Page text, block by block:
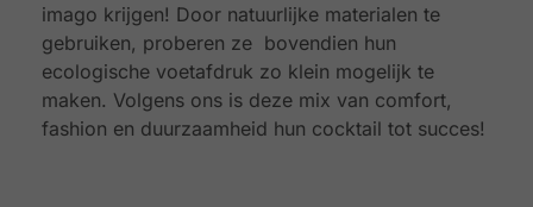
imago krijgen! Door natuurlijke materialen te
gebruiken, proberen ze bovendien hun
ecologische voetafdruk zo klein mogelijk te
maken. Volgens ons is deze mix van comfort,
fashion en duurzaamheid hun cocktail tot succes!